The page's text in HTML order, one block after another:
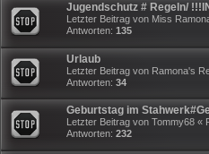
Jugendschutz # Regeln/
Letzter Beitrag von Miss
Antworten: 135
Urlaub
Letzter Beitrag von Ramona's
Antworten: 34
Geburtstag im
Letzter Beitrag von Tommy68 «
Antworten: 232